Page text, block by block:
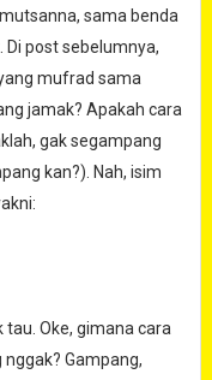
sama benda
Di post sebelumnya,
mufrad sama
jamak? Apakah cara
gak segampang
kan?). Nah, isim
tau. Oke, gimana cara
Gampang,